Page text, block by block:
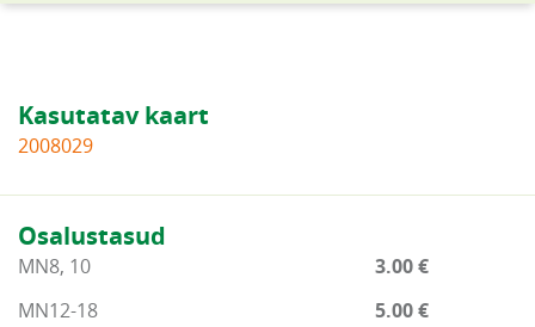
Kasutatav kaart
2008029
Osalustasud
MN8, 10
3.00 €
MN12-18
5.00 €